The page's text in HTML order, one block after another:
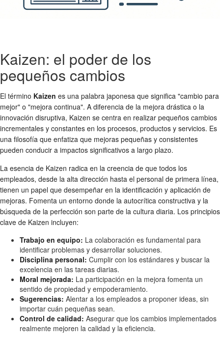
Kaizen: el poder de los
pequeños cambios
El término Kaizen es una palabra japonesa que significa "cambio para
mejor" o "mejora continua". A diferencia de la mejora drástica o la
innovación disruptiva, Kaizen se centra en realizar pequeños cambios
incrementales y constantes en los procesos, productos y servicios. Es
una filosofía que enfatiza que mejoras pequeñas y consistentes
pueden conducir a impactos significativos a largo plazo.
La esencia de Kaizen radica en la creencia de que todos los
empleados, desde la alta dirección hasta el personal de primera línea,
tienen un papel que desempeñar en la identificación y aplicación de
mejoras. Fomenta un entorno donde la autocrítica constructiva y la
búsqueda de la perfección son parte de la cultura diaria. Los principios
clave de Kaizen incluyen:
Trabajo en equipo: La colaboración es fundamental para
identificar problemas y desarrollar soluciones.
Disciplina personal: Cumplir con los estándares y buscar la
excelencia en las tareas diarias.
Moral mejorada: La participación en la mejora fomenta un
sentido de propiedad y empoderamiento.
Sugerencias: Alentar a los empleados a proponer ideas, sin
importar cuán pequeñas sean.
Control de calidad: Asegurar que los cambios implementados
realmente mejoren la calidad y la eficiencia.